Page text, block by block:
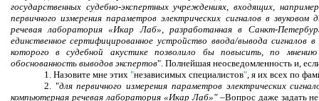
государственных судебно-экспертных учреждениях, входящих,
первичного измерения параметров электрических сигналов в
речевая лаборатория «Икар Лаб», разработанная в Санкт-
единственное сертифицированное устройство ввода/вывода сигналов
которого в судебной акустике позволило бы повысить, по
обоснованность выводов экспертов". Полнейшая неосведомленность и,
1. Назовите мне этих "независимых специалистов", я их всех по
2. "для первичного измерения параметров электрических
компьютерная речевая лаборатория «Икар Лаб»" –Вопрос даже задать